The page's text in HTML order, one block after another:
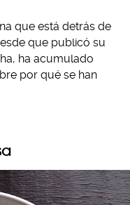
que está detrás de
que publicó su
ha acumulado
por qué se han